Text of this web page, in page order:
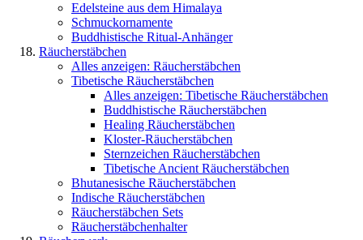
Edelsteine aus dem Himalaya
Schmuckornamente
Buddhistische Ritual-Anhänger
Räucherstäbchen
Alles anzeigen: Räucherstäbchen
Tibetische Räucherstäbchen
Alles anzeigen: Tibetische Räucherstäbchen
Buddhistische Räucherstäbchen
Healing Räucherstäbchen
Kloster-Räucherstäbchen
Sternzeichen Räucherstäbchen
Tibetische Ancient Räucherstäbchen
Bhutanesische Räucherstäbchen
Indische Räucherstäbchen
Räucherstäbchen Sets
Räucherstäbchenhalter